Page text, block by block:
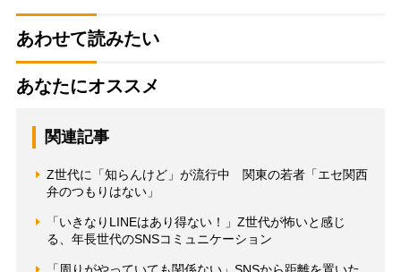
あわせて読みたい
あなたにオススメ
関連記事
Z世代に「知らんけど」が流行中 関東の若者「エセ関西
弁のつもりはない」
「いきなりLINEはあり得ない！」Z世代が怖いと感じ
る、年長世代のSNSコミュニケーション
「周りがやっていても関係ない」SNSから距離を置いた